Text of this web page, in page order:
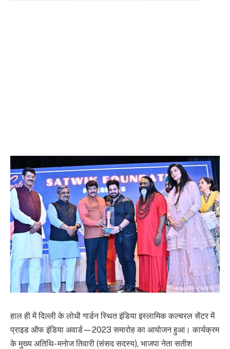
हाल ही में दिल्ली के लोधी गार्डन स्थित इंडिया इस्लामिक कल्चरल सेंटर में
प्राइड ऑफ इंडिया अवार्ड—2023 समारोह का आयोजन हुआ। कार्यक्रम
के मुख्य अतिथि- मनोज तिवारी (संसद सदस्य), भाजपा नेता सतीश